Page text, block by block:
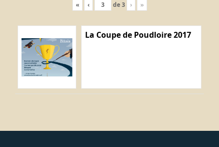
« ‹ de3 › »
La Coupe de Poudloire 2017